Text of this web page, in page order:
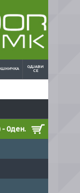
ОДЈАВИ
СЕ
- 0ден.